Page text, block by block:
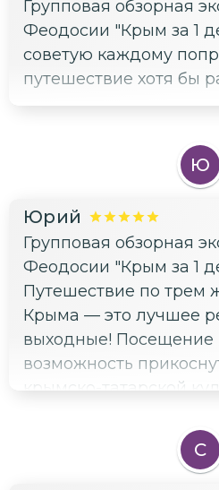
Групповая обзорная
Феодосии "Крым за 1
советую каждому
путешествие хотя бы
Ю
Юрий
Групповая обзорная
Феодосии "Крым за 1
Путешествие по трем
Крыма — это лучшее
выходные! Посещение
возможность
крымско-татарской
славой и атмосферой
приключений. Но
С